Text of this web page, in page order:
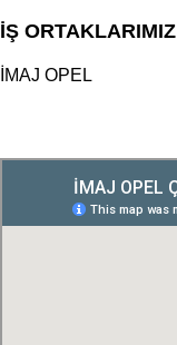
İŞ ORTAKLARIMIZ
İMAJ OPEL